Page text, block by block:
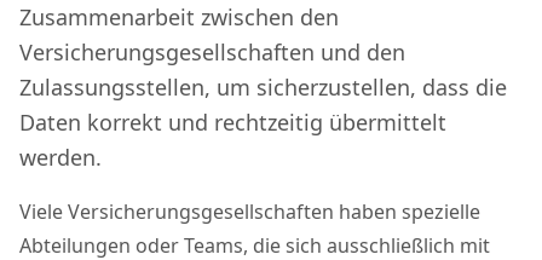
Zusammenarbeit zwischen den
Versicherungsgesellschaften und den
Zulassungsstellen, um sicherzustellen, dass die
Daten korrekt und rechtzeitig übermittelt
werden.
Viele Versicherungsgesellschaften haben spezielle
Abteilungen oder Teams, die sich ausschließlich mit